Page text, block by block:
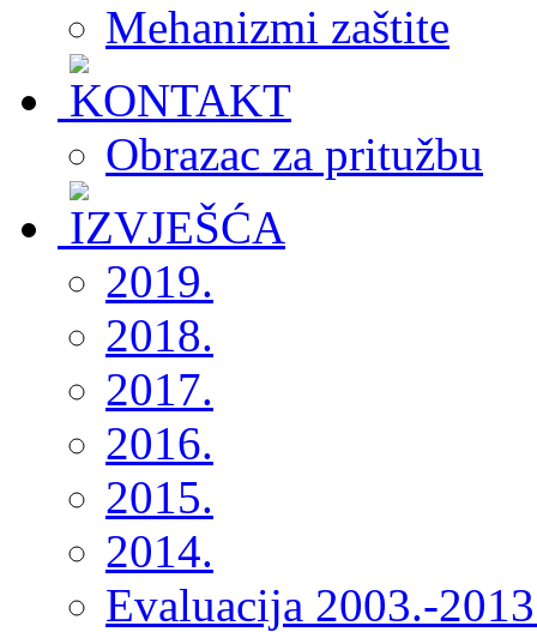
Mehanizmi zaštite
Obrazac za pritužbu
2019.
2018.
2017.
2016.
2015.
2014.
Evaluacija 2003.-